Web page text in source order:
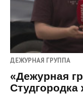
ДЕЖУРНАЯ ГРУППА
«Дежурная
Студгородка